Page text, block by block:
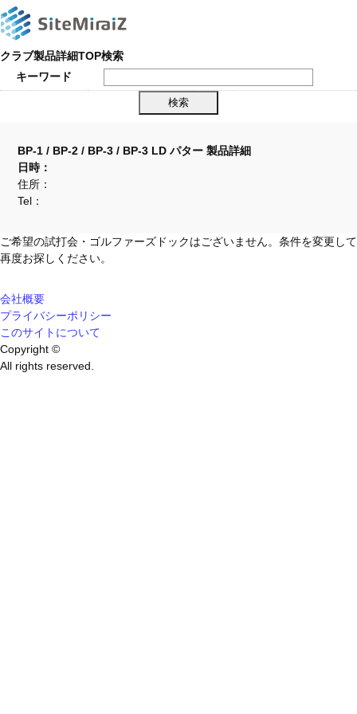
クラブ製品詳細TOP検索
キーワード
BP-1 / BP-2 / BP-3 / BP-3 LD パター 製品詳細
日時：
住所：
Tel：
ご希望の試打会・ゴルファーズドックはございません。条件を変更して
再度お探しください。
会社概要
プライバシーポリシー
このサイトについて
Copyright ©
All rights reserved.